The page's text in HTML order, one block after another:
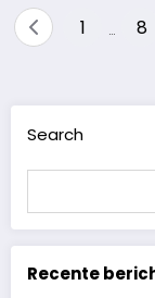
Posts
1 … 8
Search
Recente